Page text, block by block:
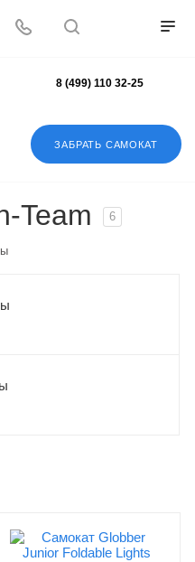
ЗАБРАТЬ САМОКАТ
8 (499) 110 32-25
Team 6